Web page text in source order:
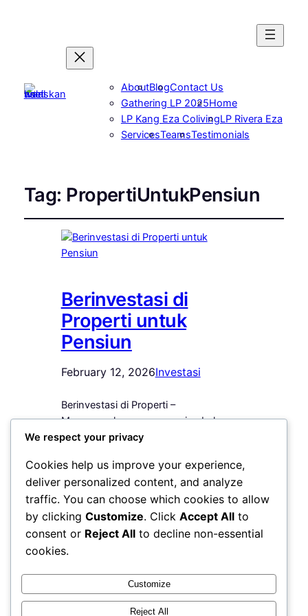
AboutBlogContact Us
Gathering LP 2025Home
LP Kang Eza ColivingLP Rivera Eza
ServicesTeamsTestimonials
Tag: PropertiUntukPensiun
Berinvestasi di
Properti untuk
Pensiun
February 12, 2026Investasi
Berinvestasi di Properti –
Merencanakan masa pensiun bukan
lagi pilihan, melainkan kebutuhan. Di
naiknya biaya hidup setiap tahun,
banyak masyarakat mulai mencari
instrumen investasi yang stabil dan
berkelanjutan. Salah satu pilihan yang
dinilai paling realistis adalah
berinvestasi di properti untuk pensiun.
merupakan instrumen jangka panjang…
We respect your privacy
Cookies help us improve your experience,
deliver personalized content, and analyze
traffic. You can choose which cookies to allow
by clicking Customize. Click Accept All to
consent or Reject All to decline non-essential
cookies.
Customize
Reject All